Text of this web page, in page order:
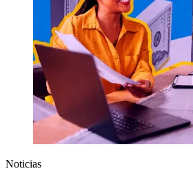
Noticias